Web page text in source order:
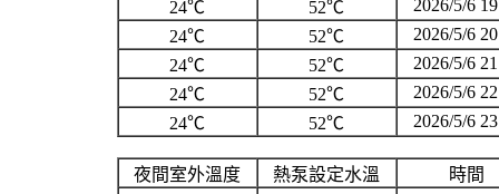
24℃
52℃
2026/5/6
24℃
52℃
2026/5/6
24℃
52℃
2026/5/6
24℃
52℃
2026/5/6
24℃
52℃ 2026/5/6
夜間室外溫度 熱泵設定水溫
時間